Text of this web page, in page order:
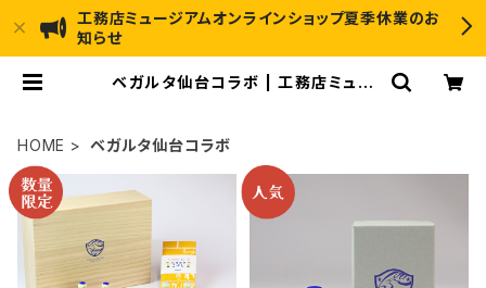
工務店ミュージアムオンラインショップ夏季休業のお
知らせ
ベガルタ仙台コラボ | 工務店ミュー
HOME ベガルタ仙台コラボ